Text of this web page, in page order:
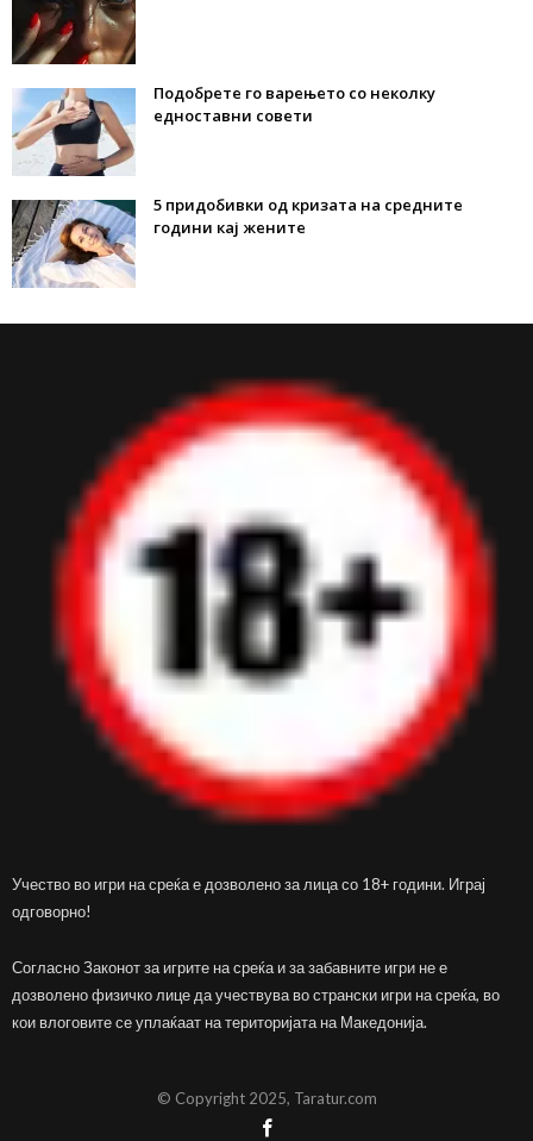
Подобрете го варењето со неколку
едноставни совети
5 придобивки од кризата на средните
години кај жените
Учество во игри на среќа е дозволено за лица со 18+ години. Играј
одговорно!
Согласно Законот за игрите на среќа и за забавните игри не е
дозволено физичко лице да учествува во странски игри на среќа, во
кои влоговите се уплаќаат на територијата на Македонија.
© Copyright 2025, Taratur.com